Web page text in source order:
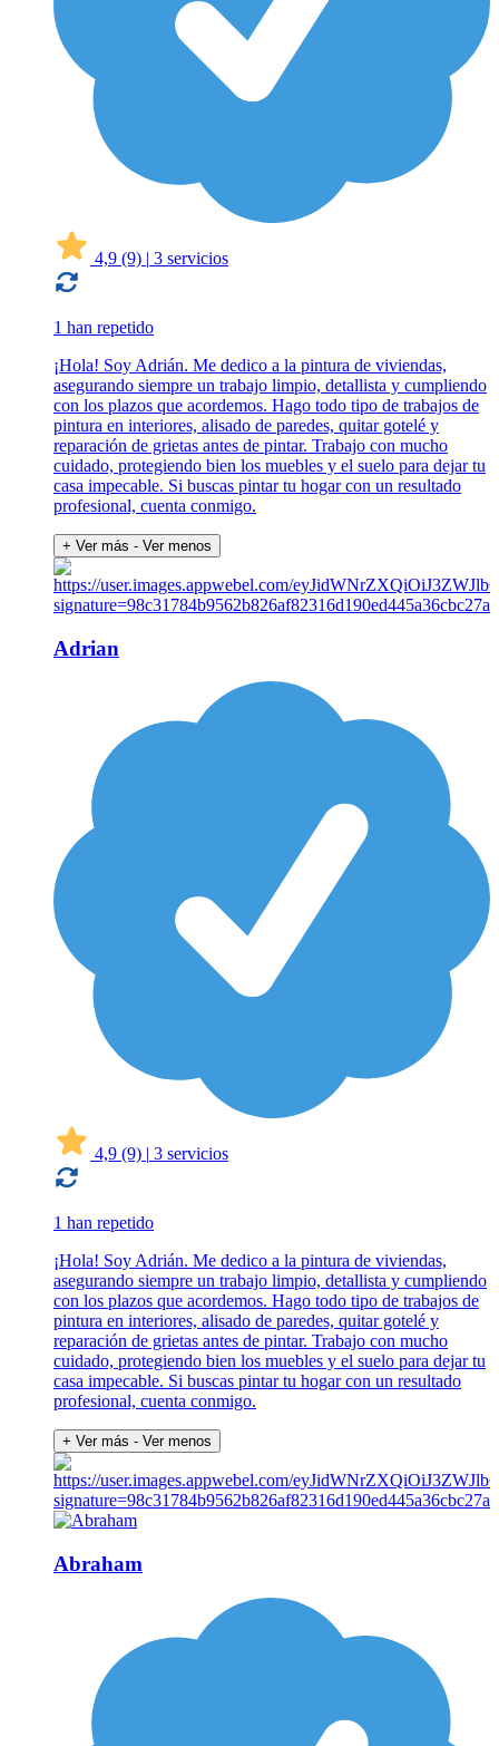
4,9 (9) | 3 servicios
1 han repetido
¡Hola! Soy Adrián. Me dedico a la pintura de viviendas,
asegurando siempre un trabajo limpio, detallista y cumpliendo
con los plazos que acordemos. Hago todo tipo de trabajos de
pintura en interiores, alisado de paredes, quitar gotelé y
reparación de grietas antes de pintar. Trabajo con mucho
cuidado, protegiendo bien los muebles y el suelo para dejar tu
casa impecable. Si buscas pintar tu hogar con un resultado
profesional, cuenta conmigo.
+ Ver más - Ver menos
Adrian
4,9 (9) | 3 servicios
1 han repetido
¡Hola! Soy Adrián. Me dedico a la pintura de viviendas,
asegurando siempre un trabajo limpio, detallista y cumpliendo
con los plazos que acordemos. Hago todo tipo de trabajos de
pintura en interiores, alisado de paredes, quitar gotelé y
reparación de grietas antes de pintar. Trabajo con mucho
cuidado, protegiendo bien los muebles y el suelo para dejar tu
casa impecable. Si buscas pintar tu hogar con un resultado
profesional, cuenta conmigo.
+ Ver más - Ver menos
Abraham